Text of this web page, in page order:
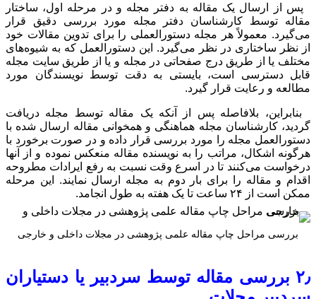
در مرحله اول، ساختار
مورد بررسی دقیق قرار
برای تدوین مقالات خود
که به شیوه‌های
و یا از طریق سایت مجله
توسط نویسندگان مورد
توسط مجله دریافت
مقاله ارسال شده با
و در صورت برخورد با
منعکس نموده و از آنها
به رفع ایرادات مطروحه
ارسال نمایند. این مرحله
در مجلات داخلی و خارجی
یا دستیاران